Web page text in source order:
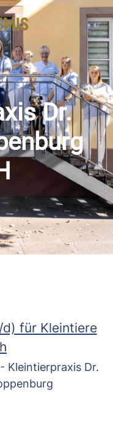
Dr.
scrollen
für Kleintiere
Kleintierpraxis Dr.